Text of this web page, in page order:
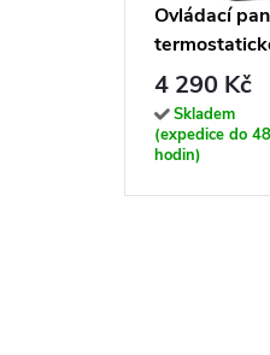
Ovládací
BXY DEBT
4 290 Kč
Skladem
(expedice do 48
hodin)